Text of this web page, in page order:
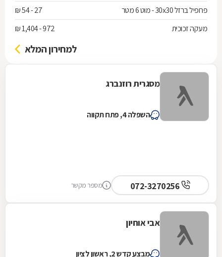
פרופיל ברזל 30x30 - מוט 6 מטר
27 - 54 ₪
מעקה זכוכית
972 - 1,404 ₪
למחירון המלא
מסגרית רוזנברג
השפלה 4, פתח תקווה
מספר מקשר
אבי אוחיון
מבצע קדש 2, ראשון לציון